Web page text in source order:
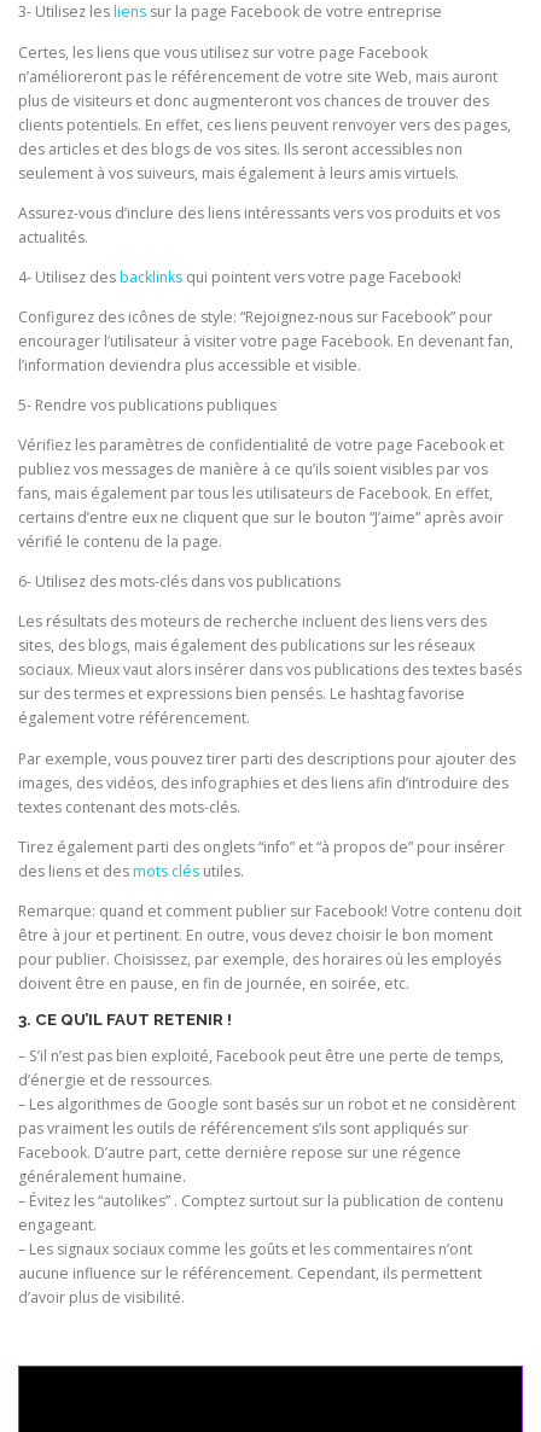
3- Utilisez lesliens sur la page Facebook de votre entreprise
Certes, les liens que vous utilisez sur votre page Facebook
n’amélioreront pas le référencement de votre site Web, mais auront
plus de visiteurs et donc augmenteront vos chances de trouver des
clients potentiels. En effet, ces liens peuvent renvoyer vers des pages,
des articles et des blogs de vos sites. Ils seront accessibles non
seulement à vos suiveurs, mais également à leurs amis virtuels.
Assurez-vous d’inclure des liens intéressants vers vos produits et vos
actualités.
4- Utilisez desbacklinks qui pointent vers votre page Facebook!
Configurez des icônes de style: “Rejoignez-nous sur Facebook” pour
encourager l’utilisateur à visiter votre page Facebook. En devenant fan,
l’information deviendra plus accessible et visible.
5- Rendre vos publications publiques
Vérifiez les paramètres de confidentialité de votre page Facebook et
publiez vos messages de manière à ce qu’ils soient visibles par vos
fans, mais également par tous les utilisateurs de Facebook. En effet,
certains d’entre eux ne cliquent que sur le bouton “J’aime” après avoir
vérifié le contenu de la page.
6- Utilisez des mots-clés dans vos publications
Les résultats des moteurs de recherche incluent des liens vers des
sites, des blogs, mais également des publications sur les réseaux
sociaux. Mieux vaut alors insérer dans vos publications des textes basés
sur des termes et expressions bien pensés. Le hashtag favorise
également votre référencement.
Par exemple, vous pouvez tirer parti des descriptions pour ajouter des
images, des vidéos, des infographies et des liens afin d’introduire des
textes contenant des mots-clés.
Tirez également parti des onglets “info” et “à propos de” pour insérer
des liens et desmots clés utiles.
Remarque: quand et comment publier sur Facebook! Votre contenu doit
être à jour et pertinent. En outre, vous devez choisir le bon moment
pour publier. Choisissez, par exemple, des horaires où les employés
doivent être en pause, en fin de journée, en soirée, etc.
3. CE QU’IL FAUT RETENIR !
– S’il n’est pas bien exploité, Facebook peut être une perte de temps,
d’énergie et de ressources.
– Les algorithmes de Google sont basés sur un robot et ne considèrent
pas vraiment les outils de référencement s’ils sont appliqués sur
Facebook. D’autre part, cette dernière repose sur une régence
généralement humaine.
– Évitez les “autolikes” . Comptez surtout sur la publication de contenu
engageant.
– Les signaux sociaux comme les goûts et les commentaires n’ont
aucune influence sur le référencement. Cependant, ils permettent
d’avoir plus de visibilité.